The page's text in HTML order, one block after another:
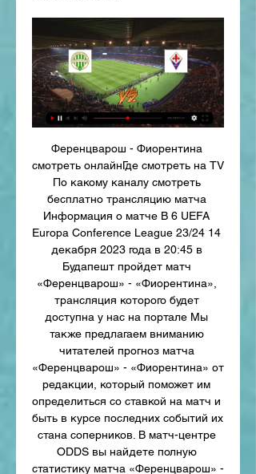
Ференцварош - Фиорентина
смотреть онлайнГде смотреть на TV
По какому каналу смотреть
бесплатно трансляцию матча
Информация о матче В 6 UEFA
Europa Conference League 23/24 14
декабря 2023 года в 20:45 в
Будапешт пройдет матч
«Ференцварош» - «Фиорентина»,
трансляция которого будет
доступна у нас на портале Мы
также предлагаем вниманию
читателей прогноз матча
«Ференцварош» - «Фиорентина» от
редакции, который поможет им
определиться со ставкой на матч и
быть в курсе последних событий их
стана соперников. В матч-центре
ODDS вы найдете полную
статистику матча «Ференцварош» -